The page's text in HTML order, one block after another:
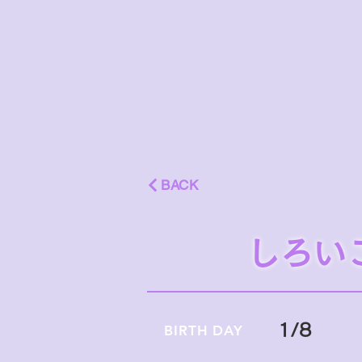
しろい
BIRTH DAY
BACK
1/8